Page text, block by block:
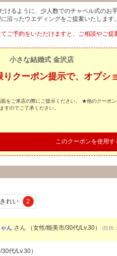
けるように、少人数でのチャペル式の
沿ったウエディングをご提案いたします
ご予約をいただけますと、ご相談やご提
小さな結婚式 金沢店
りクーポン提示で、オプシ
をご来店の際にご提示ください。 ★他のクーポ
すのでご了承ください。
このクーポンを使用す
きれい 2
ん さん （女性/能美市/30代/Lv.30） (投稿
代/Lv.30）